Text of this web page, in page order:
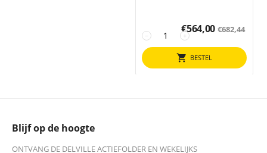
+
−
€564,00 €682,44
BESTEL
Blijf op de hoogte
ONTVANG DE DELVILLE ACTIEFOLDER EN WEKELIJKS